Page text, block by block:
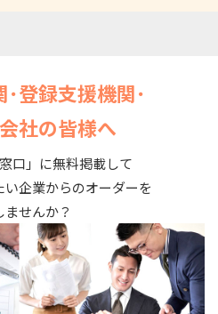
登録支援機関･
社の皆様へ
口」に無料掲載して
企業からのオーダーを
ませんか？